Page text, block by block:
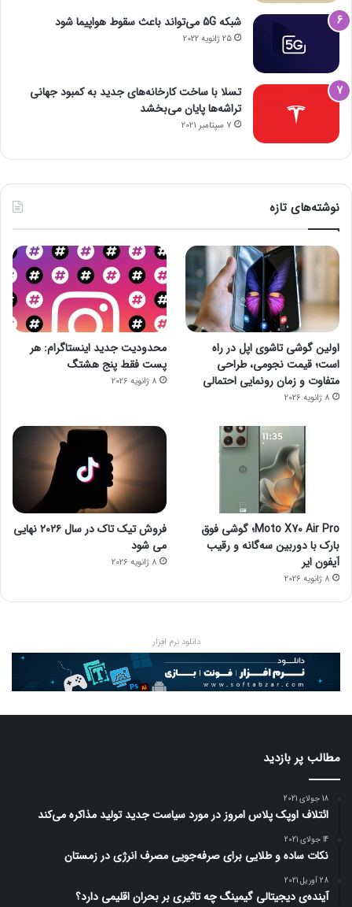
شبکه 5G می‌تواند باعث سقوط هواپیما شود
25 ژانویه 2022
تسلا با ساخت کارخانه‌های جدید به کمبود جهانی
تراشه‌ها پایان می‌بخشد
7 سپتامبر 2021
نوشته‌های تازه
اولین گوشی تاشوی اپل در راه
است؛ قیمت نجومی، طراحی
متفاوت و زمان رونمایی احتمالی
8 ژانویه 2026
محدودیت جدید اینستاگرام: هر
پست فقط پنج هشتگ
8 ژانویه 2026
Moto X70 Air Pro؛ گوشی فوق
بارک با دوربین سه‌گانه و رقیب
آیفون ایر
8 ژانویه 2026
فروش تیک تاک در سال ۲۰۲۶ نهایی
می شود
8 ژانویه 2026
دانلود نرم افزار
مطالب پر بازدید
18 جولای 2021
ائتلاف اوپک پلاس امروز در مورد سیاست جدید تولید مذاکره می‌کند
14 جولای 2021
نکات ساده و طلایی برای صرفه‌جویی مصرف انرژی در زمستان
28 آوریل 2021
آینده‌ی دیجیتالی گیمینگ چه تاثیری بر بحران اقلیمی دارد؟